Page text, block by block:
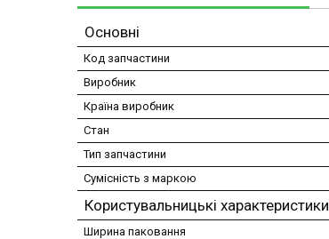
Основні
Код запчастини
Виробник
Країна виробник
Стан
Тип запчастини
Сумісність з маркою
Користувальницькі характеристики
Ширина паковання